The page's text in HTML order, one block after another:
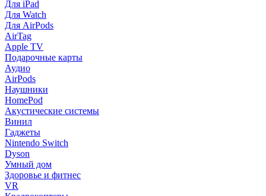
Для iPad
Для Watch
Для AirPods
AirTag
Apple TV
Подарочные карты
Аудио
AirPods
Наушники
HomePod
Акустические системы
Винил
Гаджеты
Nintendo Switch
Dyson
Умный дом
Здоровье и фитнес
VR